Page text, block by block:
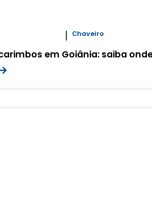
Chaveiro
em Goiânia: saiba